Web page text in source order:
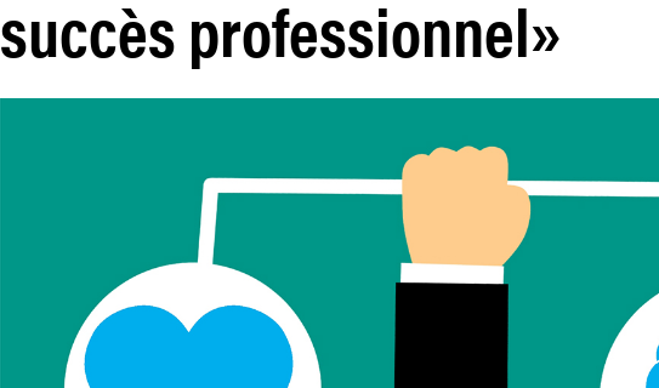
succès professionnel»